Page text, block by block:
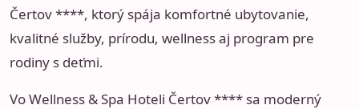
Čertov ****, ktorý spája komfortné ubytovanie,
kvalitné služby, prírodu, wellness aj program pre
rodiny s deťmi.
Vo Wellness & Spa Hoteli Čertov **** sa moderný